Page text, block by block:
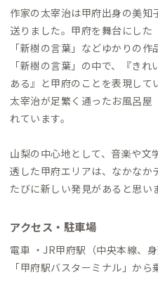
作家の太宰治は甲府出身の美
送りました。甲府を舞台にした
「新樹の言葉」などゆかりの
「新樹の言葉」の中で、『き
ある』と甲府のことを表現して
太宰治が足繁く通ったお風呂屋
れています。
山梨の中心地として、音楽や文
透した甲府エリアは、なかなか
たびに新しい発見があると思い
アクセス・駐車場
電車 ・JR甲府駅（中央本線、身延
「甲府駅バスターミナル」か